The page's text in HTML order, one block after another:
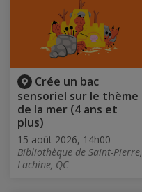
Crée un bac
sensoriel sur le thème
de la mer (4 ans et
plus)
15 août 2026, 14h00
Bibliothèque de Saint-Pierre,
Lachine, QC